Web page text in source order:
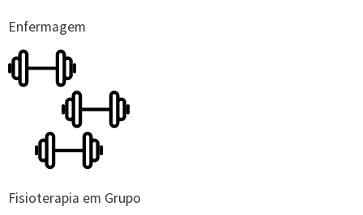
Enfermagem
Fisioterapia em Grupo